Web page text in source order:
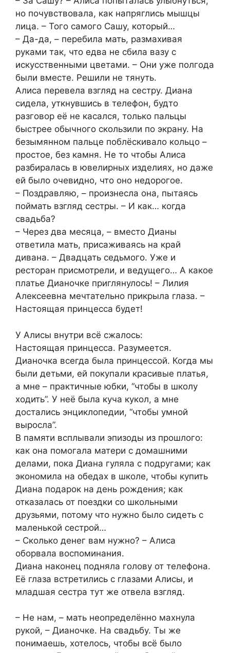
но почувствовала, как напряглись мышцы
лица. – Того самого Сашу, который…
– Да-да, – перебила мать, размахивая
руками так, что едва не сбила вазу с
искусственными цветами. – Они уже полгода
были вместе. Решили не тянуть.
Алиса перевела взгляд на сестру. Диана
сидела, уткнувшись в телефон, будто
разговор её не касался, только пальцы
быстрее обычного скользили по экрану. На
безымянном пальце поблёскивало кольцо –
простое, без камня. Не то чтобы Алиса
разбиралась в ювелирных изделиях, но даже
ей было очевидно, что оно недорогое.
– Поздравляю, – произнесла она, пытаясь
поймать взгляд сестры. – И как… когда
свадьба?
– Через два месяца, – вместо Дианы
ответила мать, присаживаясь на край
дивана. – Двадцать седьмого. Уже и
ресторан присмотрели, и ведущего… А какое
платье Дианочке приглянулось! – Лилия
Алексеевна мечтательно прикрыла глаза. –
Настоящая принцесса будет!
У Алисы внутри всё сжалось:
Настоящая принцесса. Разумеется.
Дианочка всегда была принцессой. Когда мы
были детьми, ей покупали красивые платья,
а мне – практичные юбки, “чтобы в школу
ходить”. У неё была куча кукол, а мне
достались энциклопедии, “чтобы умной
выросла”.
В памяти всплывали эпизоды из прошлого:
как она помогала матери с домашними
делами, пока Диана гуляла с подругами; как
экономила на обедах в школе, чтобы купить
Диана подарок на день рождения; как
отказалась от поездки со школьными
друзьями, потому что нужно было сидеть с
маленькой сестрой…
– Сколько денег вам нужно? – Алиса
оборвала воспоминания.
Диана наконец подняла голову от телефона.
Её глаза встретились с глазами Алисы, и
младшая сестра тут же отвела взгляд.
– Не нам, – мать неопределённо махнула
рукой, – Дианочке. На свадьбу. Ты же
понимаешь, хотелось, чтобы всё было